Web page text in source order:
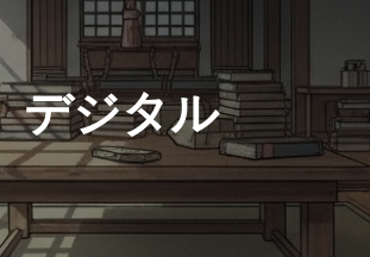
デジタル